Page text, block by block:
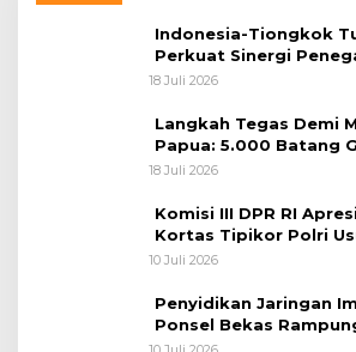
Indonesia-Tiongkok
Perkuat Sinergi
Lintas Negara
18 Juli 2026
Langkah Tegas Demi
Papua: 5.000 Batang
Diungkap Koops TNI
18 Juli 2026
Komisi III DPR RI
Kortas Tipikor Polri
Korupsi Batu Bara
10 Juli 2026
Penyidikan Jaringan
Ponsel Bekas
Tersangka Sudah P-21